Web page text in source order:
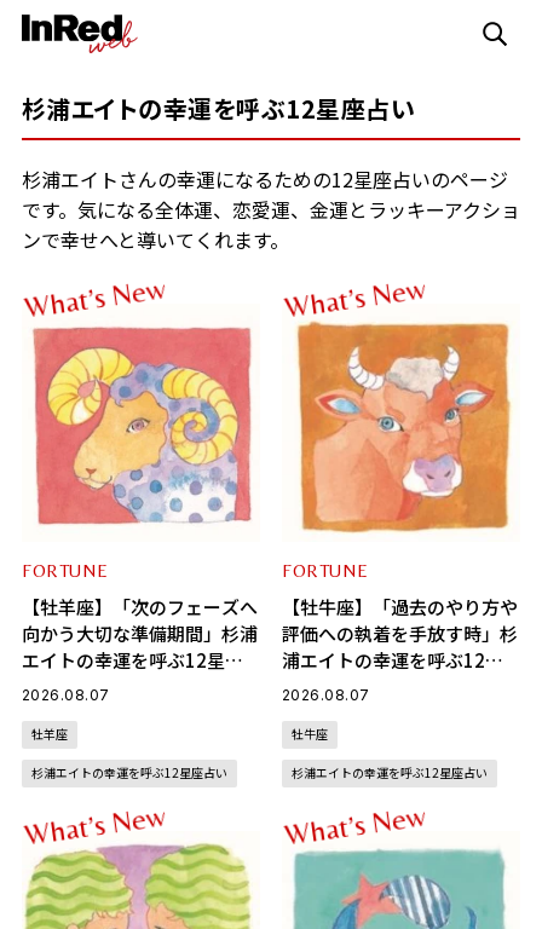
杉浦エイトの幸運を呼ぶ12星座占い
杉浦エイトさんの幸運になるための12星座占いのページ
です。気になる全体運、恋愛運、金運とラッキーアクショ
ンで幸せへと導いてくれます。
What’s New
FORTUNE
【牡羊座】「次のフェーズへ
向かう大切な準備期間」杉浦
エイトの幸運を呼ぶ12星座
占い（8/7～9/6）
2026.08.07
牡羊座
杉浦エイトの幸運を呼ぶ12星座占い
What’s New
FORTUNE
【牡牛座】「過去のやり方や
評価への執着を手放す時」杉
浦エイトの幸運を呼ぶ12星
座占い（8/7～9/6）
2026.08.07
牡牛座
杉浦エイトの幸運を呼ぶ12星座占い
What’s New What’s New